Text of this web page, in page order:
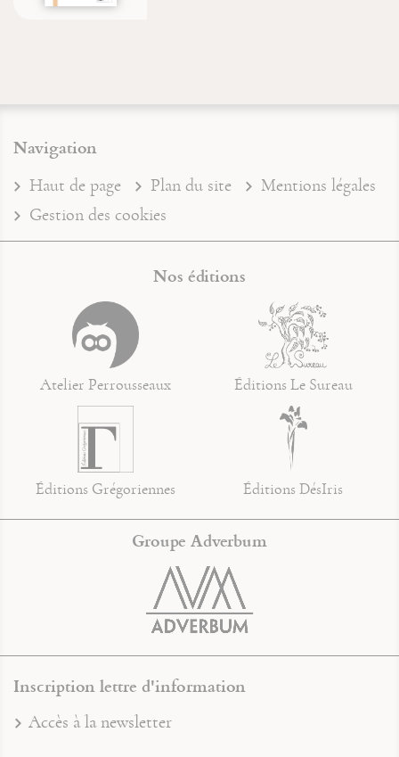
Navigation
Haut de page Plan du site
Mentions légales
Gestion des cookies
Nos éditions
Atelier Perrousseaux Éditions Le Sureau
Éditions Grégoriennes Éditions DésIris
Groupe Adverbum
Inscription lettre d'information
Accès à la newsletter